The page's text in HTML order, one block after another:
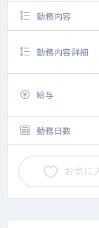
勤務内容
勤務内容詳細
給与
勤務日数
お気に